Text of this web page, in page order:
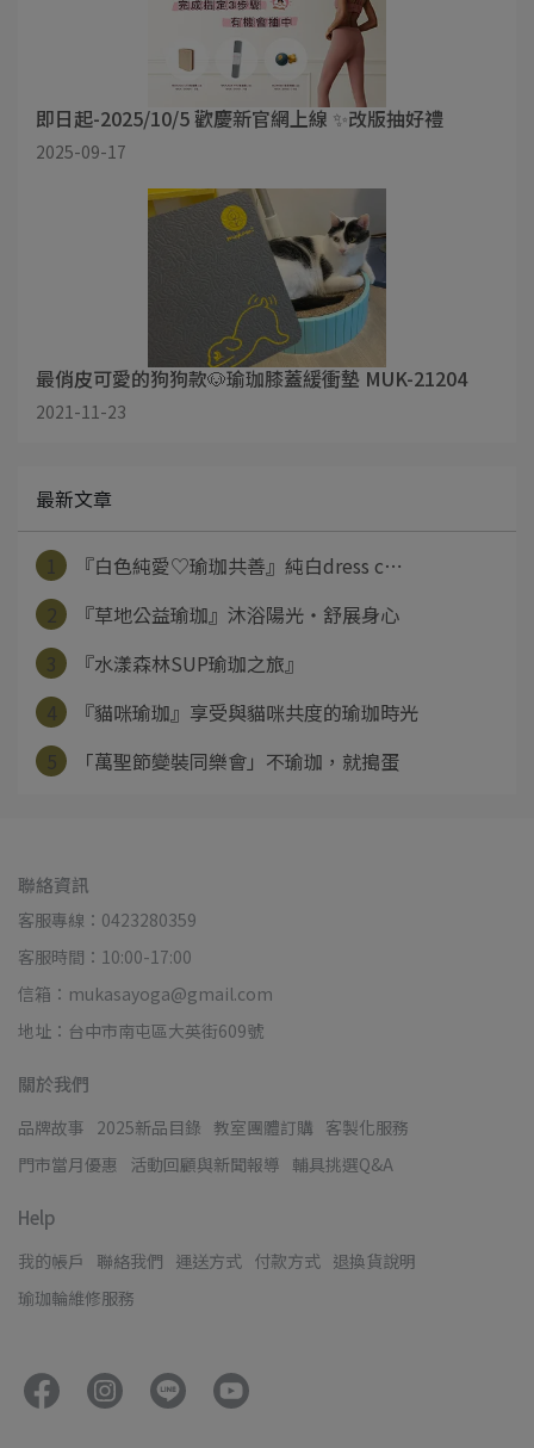
即日起-2025/10/5 歡慶新官網上線 ✨改版抽好禮
2025-09-17
最俏皮可愛的狗狗款🐶瑜珈膝蓋緩衝墊 MUK-21204
2021-11-23
最新文章
『白色純愛♡瑜珈共善』純白dress c⋯
『草地公益瑜珈』沐浴陽光‧舒展身心
『水漾森林SUP瑜珈之旅』
『貓咪瑜珈』享受與貓咪共度的瑜珈時光
「萬聖節變裝同樂會」不瑜珈，就搗蛋
聯絡資訊
客服專線：0423280359
客服時間：10:00-17:00
信箱：mukasayoga@gmail.com
地址：台中市南屯區大英街609號
關於我們
品牌故事 2025新品目錄 教室團體訂購 客製化服務
門市當月優惠
活動回顧與新聞報導 輔具挑選Q&A
Help
我的帳戶 聯絡我們 運送方式 付款方式 退換貨說明
瑜珈輪維修服務